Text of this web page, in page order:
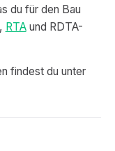
du für den Bau
RTAund RDTA-
findest du unter